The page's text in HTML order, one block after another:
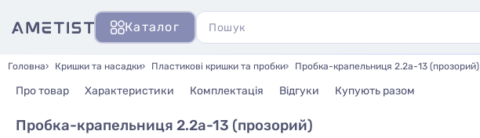
Каталог
Головна Кришки та насадки Пластикові кришки та пробки Пробка-крапельниця 2.2а-13 (прозорий)
Про товар Характеристики Комплектація Відгуки Купують разом
Пробка-крапельниця 2.2а-13 (прозорий)